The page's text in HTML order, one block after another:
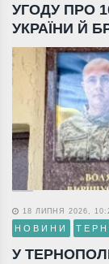
УГОДУ ПРО
УКРАЇНИ Й
18 ЛИПНЯ 2026,
НОВИНИ
У